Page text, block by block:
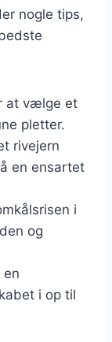
nogle tips,
at vælge et
pletter.
rivejern
en ensartet
i
og
en
i op til